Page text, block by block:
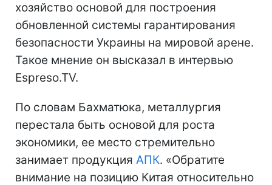
хозяйство основой для построения
обновленной системы гарантирования
безопасности Украины на мировой арене.
Такое мнение он высказал в интервью
Espreso.TV.
По словам Бахматюка, металлургия
перестала быть основой для роста
экономики, ее место стремительно
занимает продукция АПК. «Обратите
внимание на позицию Китая относительно